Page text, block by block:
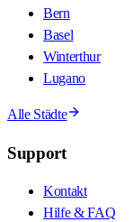
Bern
Basel
Winterthur
Lugano
Alle Städte
Support
Kontakt
Hilfe & FAQ